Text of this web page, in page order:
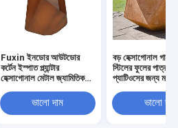
Fuxin ইনডোর আউটডোর
কর্টেন ইস্পাত প্ল্যান্টার
হেক্সাগোনাল মেটাল জ্যামিতিক
ভালো দাম
বড় হেক্সাগোনাল
স্টিলের ফুলের পাত্রগুলি
প্যাটিওসের জন্য
ভালো দাম